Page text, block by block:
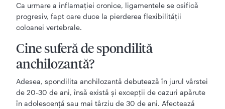
Ca urmare a inflamației cronice, ligamentele se osifică
progresiv, fapt care duce la pierderea flexibilității
coloanei vertebrale.
Cine suferă de spondilită
anchilozantă?
Adesea, spondilita anchilozantă debutează în jurul vârstei
de 20-30 de ani, însă există și excepții de cazuri apărute
în adolescență sau mai târziu de 30 de ani. Afectează